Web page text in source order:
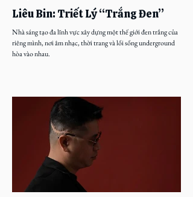
Liêu Bin: Triết Lý “Trắng Đen”
Nhà sáng tạo đa lĩnh vực xây dựng một thế giới đen trắng của
riêng mình, nơi âm nhạc, thời trang và lối sống underground
hòa vào nhau.